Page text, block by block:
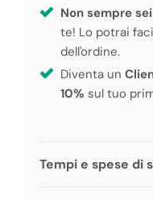
Non sempre
te! Lo potrai
dell'ordine.
Diventa un
10% sul tuo
Tempi e spese di